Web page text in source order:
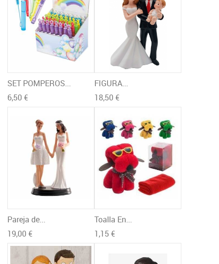
SET POMPEROS...
6,50 €
FIGURA...
18,50 €
Pareja de...
19,00 €
Toalla En...
1,15 €